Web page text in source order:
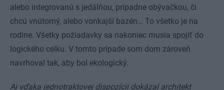
alebo integrovanú s jedálňou, prípadne obývačkou, či
chcú vnútorný, alebo vonkajší bazén… To všetko je na
rodine. Všetky požiadavky sa nakoniec musia spojiť do
logického celku. V tomto prípade som dom zároveň
navrhoval tak, aby bol ekologický.
Aj vďaka jednotraktovej dispozícii dokázal architekt